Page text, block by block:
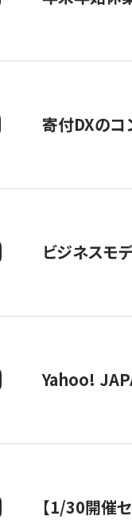
寄付DXのコ
ビジネスモ
Yahoo!
【1/30開催